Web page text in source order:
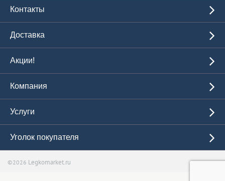
Контакты
Доставка
Акции!
Компания
Услуги
Уголок покупателя
©2026 Legkomarket.ru